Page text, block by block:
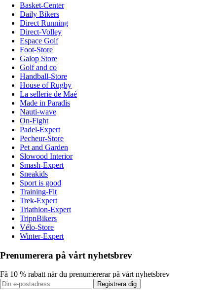
Basket-Center
Daily Bikers
Direct Running
Direct-Volley
Espace Golf
Foot-Store
Galop Store
Golf and co
Handball-Store
House of Rugby
La sellerie de Maé
Made in Paradis
Nauti-wave
On-Fight
Padel-Expert
Pecheur-Store
Pet and Garden
Slowood Interior
Smash-Expert
Sneakids
Sport is good
Training-Fit
Trek-Expert
Triathlon-Expert
TripnBikers
Vélo-Store
Winter-Expert
Prenumerera på vårt nyhetsbrev
Få 10 % rabatt när du prenumererar på vårt nyhetsbrev
Registrera dig